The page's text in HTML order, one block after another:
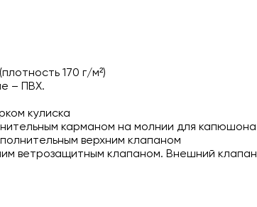
170 г/м²)
– ПВХ.
кулиска
карманом на молнии для капюшона
верхним клапаном
ветрозащитным клапаном. Внешний клапан